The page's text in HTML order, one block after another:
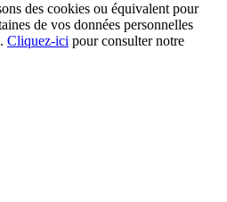
des cookies ou équivalent pour
de vos données personnelles
Cliquez-ici pour consulter notre